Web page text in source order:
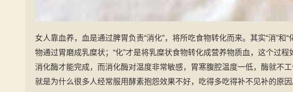
女人靠血养，血是通过脾胃负责“消化”，将所吃食物转化而来。其实“消”和
物通过胃磨成乳糜状；“化”才是将乳糜状食物转化成营养物质血，这个过
消化酶才能完成，而消化酶对温度非常敏感，胃寒腹腔温度一低，酶就不
就是为什么很多人经常服用酵素抱怨效果不好，吃得多吃得补不见补的原因